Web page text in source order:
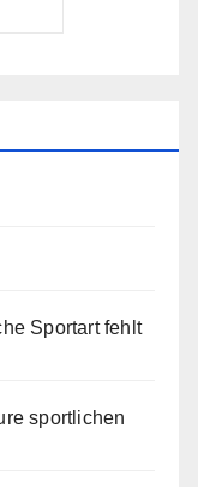
Sportart fehlt
sportlichen